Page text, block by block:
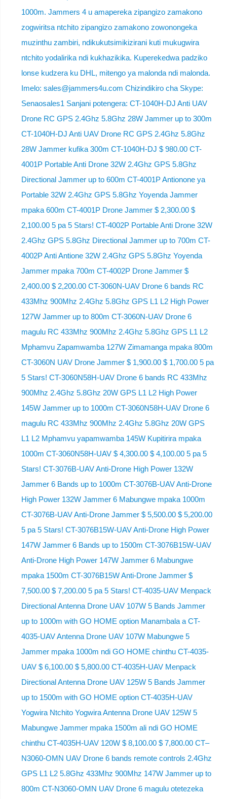
1000m. Jammers 4 u amapereka zipangizo zamakono
zogwiritsa ntchito zipangizo zamakono zowonongeka
muzinthu zambiri, ndikukutsimikizirani kuti mukugwira
ntchito yodalirika ndi kukhazikika. Kuperekedwa padziko
lonse kudzera ku DHL, mitengo ya malonda ndi malonda.
Imelo: sales@jammers4u.com Chizindikiro cha Skype:
Senaosales1 Sanjani potengera: CT-1040H-DJ Anti UAV
Drone RC GPS 2.4Ghz 5.8Ghz 28W Jammer up to 300m
CT-1040H-DJ Anti UAV Drone RC GPS 2.4Ghz 5.8Ghz
28W Jammer kufika 300m CT-1040H-DJ $ 980.00 CT-
4001P Portable Anti Drone 32W 2.4Ghz GPS 5.8Ghz
Directional Jammer up to 600m CT-4001P Antionone ya
Portable 32W 2.4Ghz GPS 5.8Ghz Yoyenda Jammer
mpaka 600m CT-4001P Drone Jammer $ 2,300.00 $
2,100.00 5 pa 5 Stars! CT-4002P Portable Anti Drone 32W
2.4Ghz GPS 5.8Ghz Directional Jammer up to 700m CT-
4002P Anti Antione 32W 2.4Ghz GPS 5.8Ghz Yoyenda
Jammer mpaka 700m CT-4002P Drone Jammer $
2,400.00 $ 2,200.00 CT-3060N-UAV Drone 6 bands RC
433Mhz 900Mhz 2.4Ghz 5.8Ghz GPS L1 L2 High Power
127W Jammer up to 800m CT-3060N-UAV Drone 6
magulu RC 433Mhz 900Mhz 2.4Ghz 5.8Ghz GPS L1 L2
Mphamvu Zapamwamba 127W Zimamanga mpaka 800m
CT-3060N UAV Drone Jammer $ 1,900.00 $ 1,700.00 5 pa
5 Stars! CT-3060N58H-UAV Drone 6 bands RC 433Mhz
900Mhz 2.4Ghz 5.8Ghz 20W GPS L1 L2 High Power
145W Jammer up to 1000m CT-3060N58H-UAV Drone 6
magulu RC 433Mhz 900Mhz 2.4Ghz 5.8Ghz 20W GPS
L1 L2 Mphamvu yapamwamba 145W Kupitirira mpaka
1000m CT-3060N58H-UAV $ 4,300.00 $ 4,100.00 5 pa 5
Stars! CT-3076B-UAV Anti-Drone High Power 132W
Jammer 6 Bands up to 1000m CT-3076B-UAV Anti-Drone
High Power 132W Jammer 6 Mabungwe mpaka 1000m
CT-3076B-UAV Anti-Drone Jammer $ 5,500.00 $ 5,200.00
5 pa 5 Stars! CT-3076B15W-UAV Anti-Drone High Power
147W Jammer 6 Bands up to 1500m CT-3076B15W-UAV
Anti-Drone High Power 147W Jammer 6 Mabungwe
mpaka 1500m CT-3076B15W Anti-Drone Jammer $
7,500.00 $ 7,200.00 5 pa 5 Stars! CT-4035-UAV Menpack
Directional Antenna Drone UAV 107W 5 Bands Jammer
up to 1000m with GO HOME option Manambala a CT-
4035-UAV Antenna Drone UAV 107W Mabungwe 5
Jammer mpaka 1000m ndi GO HOME chinthu CT-4035-
UAV $ 6,100.00 $ 5,800.00 CT-4035H-UAV Menpack
Directional Antenna Drone UAV 125W 5 Bands Jammer
up to 1500m with GO HOME option CT-4035H-UAV
Yogwira Ntchito Yogwira Antenna Drone UAV 125W 5
Mabungwe Jammer mpaka 1500m ali ndi GO HOME
chinthu CT-4035H-UAV 120W $ 8,100.00 $ 7,800.00 CT–
N3060-OMN UAV Drone 6 bands remote controls 2.4Ghz
GPS L1 L2 5.8Ghz 433Mhz 900Mhz 147W Jammer up to
800m CT-N3060-OMN UAV Drone 6 magulu otetezeka